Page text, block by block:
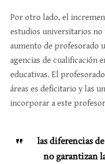
Por otro lado, el
estudios universitarios no
aumento de profesorado
agencias de cualificación
educativas. El
áreas es deficitario y las
incorporar a este
las diferencias
no garantizan